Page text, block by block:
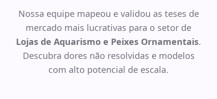
Nossa equipe mapeou e validou as teses de
mercado mais lucrativas para o setor de
Lojas de Aquarismo e Peixes Ornamentais.
Descubra dores não resolvidas e modelos
com alto potencial de escala.